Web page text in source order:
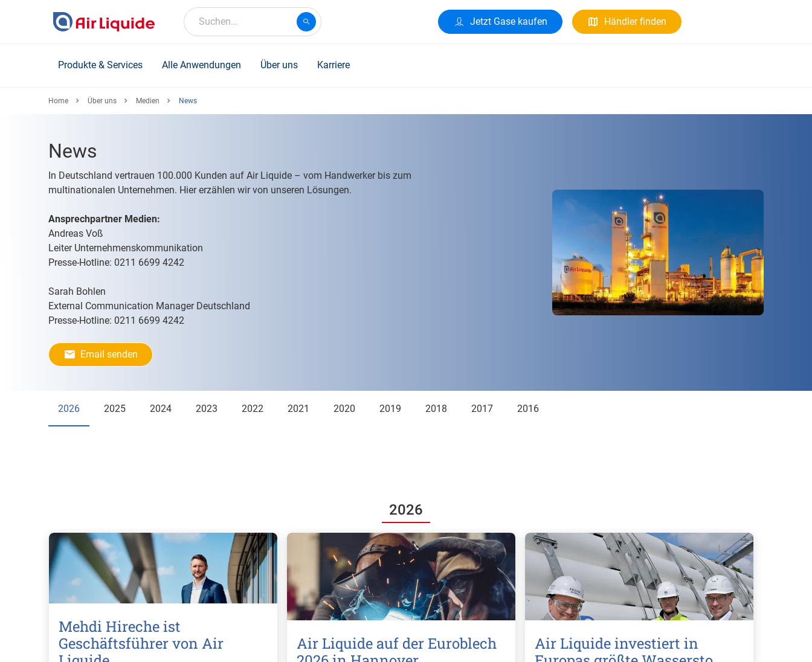
Suchen... Jetzt Gase kaufen Händler finden
Produkte & Services Alle Anwendungen Über uns Karriere
Home Über uns Medien News
News
In Deutschland vertrauen 100.000 Kunden auf Air Liquide – vom Handwerker bis zum
multinationalen Unternehmen. Hier erzählen wir von unseren Lösungen.
Ansprechpartner Medien:
Andreas Voß
Leiter Unternehmenskommunikation
Presse-Hotline: 0211 6699 4242
Sarah Bohlen
External Communication Manager Deutschland
Presse-Hotline: 0211 6699 4242
Email senden
2026 2025 2024 2023 2022 2021 2020 2019 2018 2017 2016
2026
Mehdi Hireche ist
Geschäftsführer von Air
Air Liquide auf der Euroblech
Air Liquide investiert in